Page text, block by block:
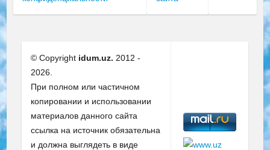
© Copyright idum.uz. 2012 -
2026.
При полном или частичном
копировании и использовании
материалов данного сайта
ссылка на источник обязательна
и должна выглядеть в виде